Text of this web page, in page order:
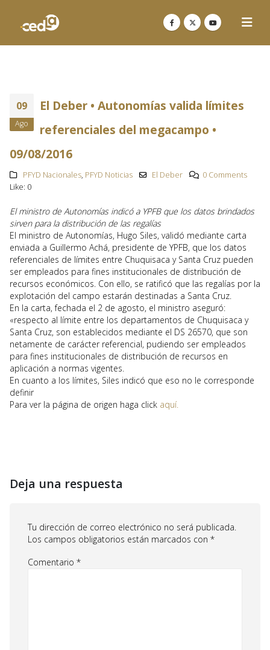
09
Ago
El Deber • Autonomías valida límites
referenciales del megacampo •
09/08/2016
PFYD Nacionales, PFYD Noticias El Deber
0 Comments
Like: 0
El ministro de Autonomías indicó a YPFB que los datos brindados
sirven para la distribución de las regalías
El ministro de Autonomías, Hugo Siles, validó mediante carta
enviada a Guillermo Achá, presidente de YPFB, que los datos
referenciales de límites entre Chuquisaca y Santa Cruz pueden
ser empleados para fines institucionales de distribución de
recursos económicos. Con ello, se ratificó que las regalías por la
explotación del campo estarán destinadas a Santa Cruz.
En la carta, fechada el 2 de agosto, el ministro aseguró:
«respecto al límite entre los departamentos de Chuquisaca y
Santa Cruz, son establecidos mediante el DS 26570, que son
netamente de carácter referencial, pudiendo ser empleados
para fines institucionales de distribución de recursos en
aplicación a normas vigentes.
En cuanto a los límites, Siles indicó que eso no le corresponde
definir
Para ver la página de origen haga click aquí.
Deja una respuesta
Tu dirección de correo electrónico no será publicada.
Los campos obligatorios están marcados con *
Comentario *